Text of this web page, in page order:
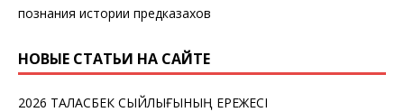
познания истории предказахов
НОВЫЕ СТАТЬИ НА САЙТЕ
2026 ТАЛАСБЕК СЫЙЛЫҒЫНЫҢ ЕРЕЖЕСІ